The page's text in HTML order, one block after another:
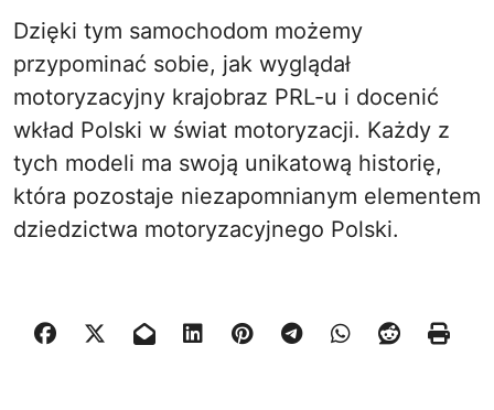
Dzięki tym samochodom możemy
przypominać sobie, jak wyglądał
motoryzacyjny krajobraz PRL-u i docenić
wkład Polski w świat motoryzacji. Każdy z
tych modeli ma swoją unikatową historię,
która pozostaje niezapomnianym elementem
dziedzictwa motoryzacyjnego Polski.